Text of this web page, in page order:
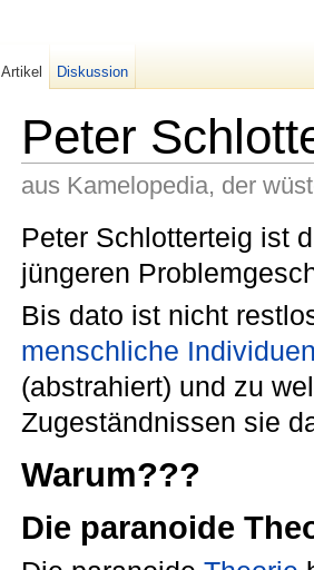
Peter
aus Kamelopedia, der
Peter Schlotterteig ist
jüngeren
Bis dato ist nicht
menschliche
(abstrahiert) und zu
Zugeständnissen sie
Warum???
Die paranoide
Artikel Diskussion